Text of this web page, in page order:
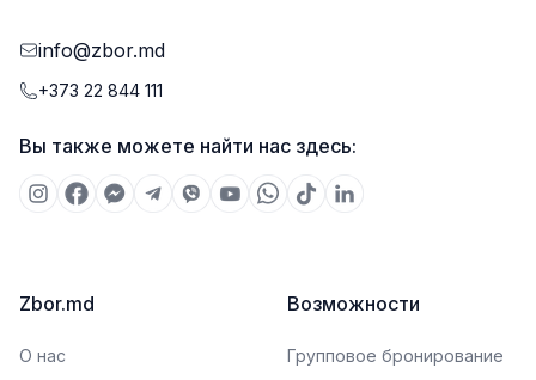
info@zbor.md
+373 22 844 111
Вы также можете найти нас здесь:
Zbor.md
О нас
Возможности
Групповое бронирование